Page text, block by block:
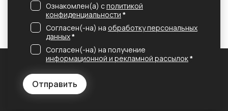
Отправить
Ознакомлен(а) сполитикой
конфиденциальности *
Согласен(-на) на обработку персональных
данных*
Согласен(-на) на получение
информационной и рекламной рассылок*